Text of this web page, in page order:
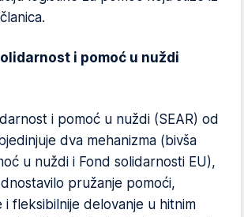
i pomoć u nuždi
i pomoć u nuždi (SEAR) od
dva mehanizma (bivša
u nuždi i Fond solidarnosti EU),
pružanje pomoći,
fleksibilnije delovanje u hitnim